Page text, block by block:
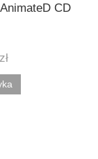
CD